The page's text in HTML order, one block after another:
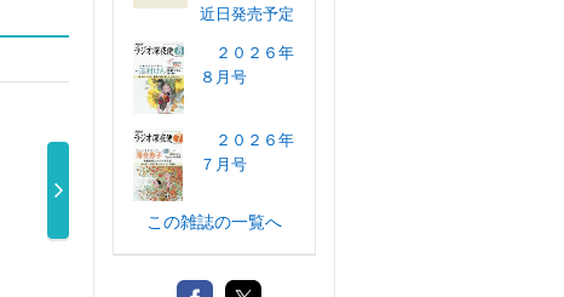
マンスリーＷＩ
近日発売予定
２０２６年
８月号
２０２６年
７月号
この雑誌の一覧へ